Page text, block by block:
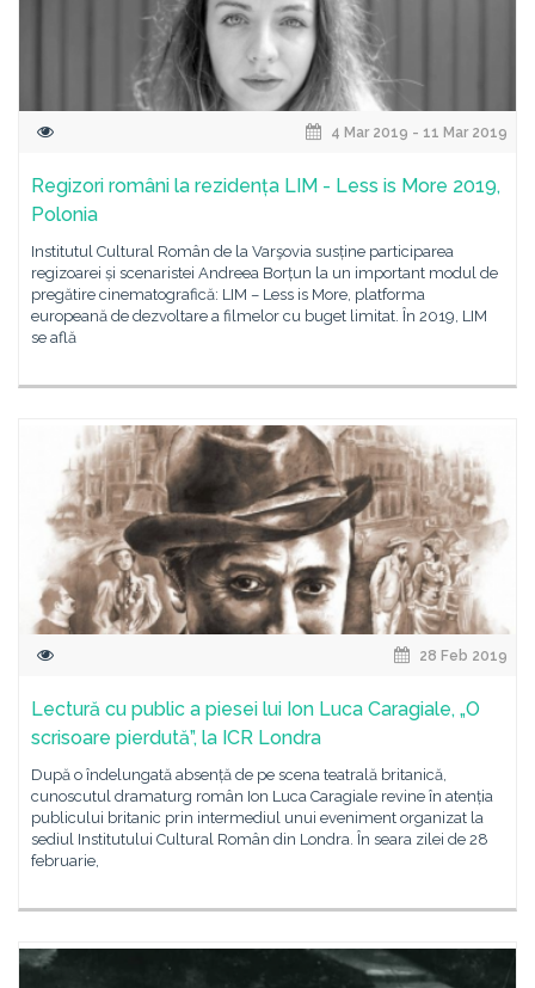
4 Mar 2019 - 11 Mar 2019
Regizori români la rezidența LIM - Less is More 2019,
Polonia
Institutul Cultural Român de la Varşovia susține participarea
regizoarei și scenaristei Andreea Borțun la un important modul de
pregătire cinematografică: LIM – Less is More, platforma
europeană de dezvoltare a filmelor cu buget limitat. În 2019, LIM
se află
28 Feb 2019
Lectură cu public a piesei lui Ion Luca Caragiale, „O
scrisoare pierdută”, la ICR Londra
După o îndelungată absență de pe scena teatrală britanică,
cunoscutul dramaturg român Ion Luca Caragiale revine în atenția
publicului britanic prin intermediul unui eveniment organizat la
sediul Institutului Cultural Român din Londra. În seara zilei de 28
februarie,